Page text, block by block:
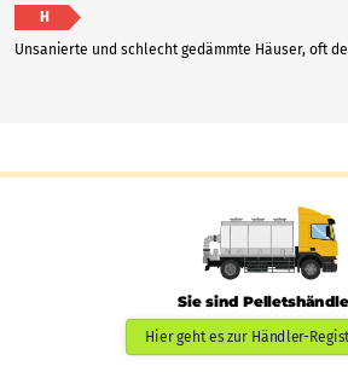
H
Unsanierte und schlecht gedämmte Häuser, oft
Sie sind
Hier geht es zur Händler-